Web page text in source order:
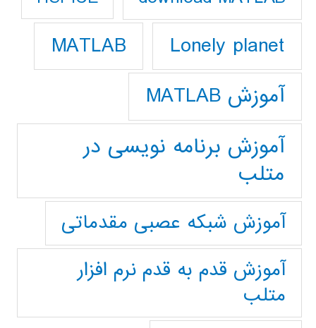
Lonely planet
MATLAB
آموزش MATLAB
آموزش برنامه نویسی در
متلب
آموزش شبکه عصبی مقدماتی
آموزش قدم به قدم نرم افزار
متلب